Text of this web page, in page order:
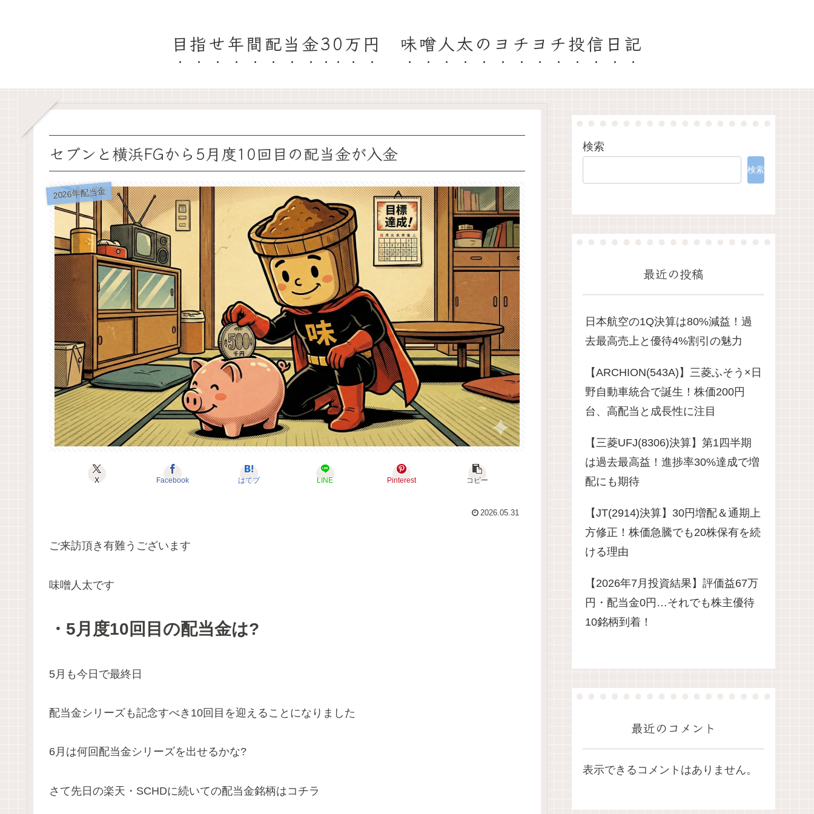
目指せ年間配当金30万円 味噌人太のヨチヨチ投信日記
セブンと横浜FGから5月度10回目の配当金が入金
2026年配当金
X Facebook はてブ LINE Pinterest コピー
2026.05.31
ご来訪頂き有難うございます
味噌人太です
・5月度10回目の配当金は?
5月も今日で最終日
配当金シリーズも記念すべき10回目を迎えることになりました
6月は何回配当金シリーズを出せるかな?
さて先日の楽天・SCHDに続いての配当金銘柄はコチラ
検索
検索
最近の投稿
日本航空の1Q決算は80%減益！過
去最高売上と優待4%割引の魅力
【ARCHION(543A)】三菱ふそう×日
野自動車統合で誕生！株価200円
台、高配当と成長性に注目
【三菱UFJ(8306)決算】第1四半期
は過去最高益！進捗率30%達成で増
配にも期待
【JT(2914)決算】30円増配＆通期上
方修正！株価急騰でも20株保有を続
ける理由
【2026年7月投資結果】評価益67万
円・配当金0円…それでも株主優待
10銘柄到着！
最近のコメント
表示できるコメントはありません。